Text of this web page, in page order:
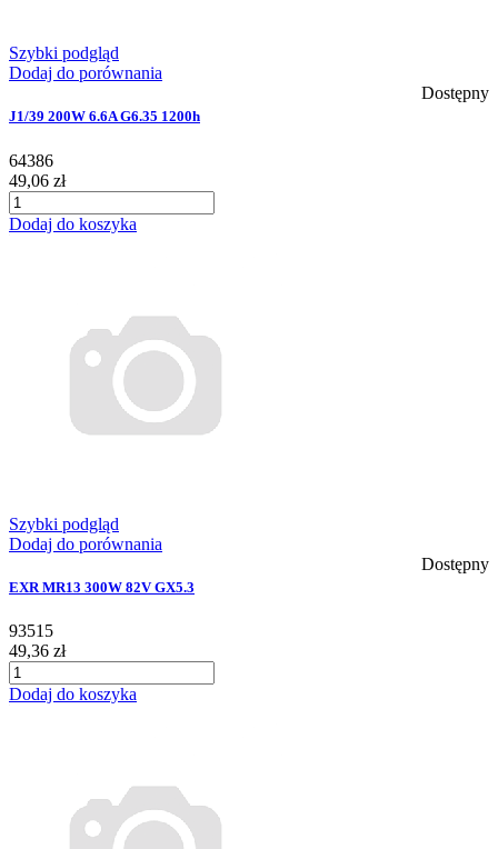
Szybki podgląd
Dodaj do porównania
Dostępny
J1/39 200W 6.6A G6.35 1200h
64386
49,06 zł
Dodaj do koszyka
Szybki podgląd
Dodaj do porównania
Dostępny
EXR MR13 300W 82V GX5.3
93515
49,36 zł
Dodaj do koszyka